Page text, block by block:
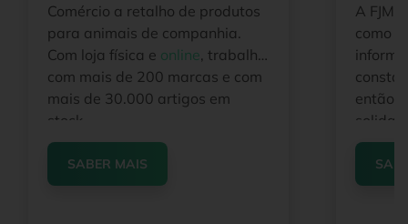
Comércio a retalho de produtos
para animais de companhia.
Com loja física e online , trabalha
com mais de 200 marcas e com
mais de 30.000 artigos em
stock.
SABER MAIS
A
como
então
uma